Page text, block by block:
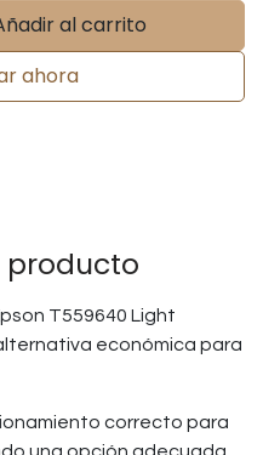
al carrito
ahora
producto
T559640 Light
económica para
correcto para